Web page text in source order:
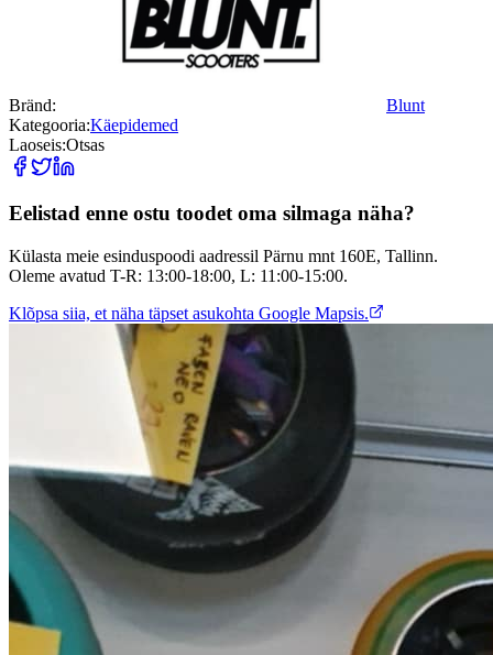
Bränd:
Blunt
Kategooria:Käepidemed
Laoseis:Otsas
Eelistad enne ostu toodet oma silmaga näha?
Külasta meie esinduspoodi aadressil Pärnu mnt 160E, Tallinn.
Oleme avatud T-R: 13:00-18:00, L: 11:00-15:00.
Klõpsa siia, et näha täpset asukohta Google Mapsis.